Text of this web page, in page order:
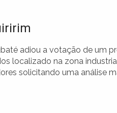
adiou a votação de um
localizado na zona
solicitando uma análise